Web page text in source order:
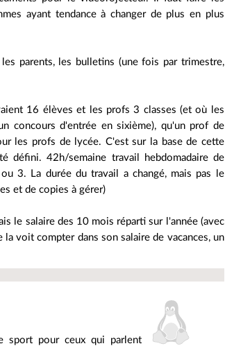
ayant tendance à changer de plus en plus
parents, les bulletins (une fois par trimestre,
16 élèves et les profs 3 classes (et où les
concours d'entrée en sixième), qu'un prof de
les profs de lycée. C'est sur la base de cette
défini. 42h/semaine travail hebdomadaire de
3. La durée du travail a changé, mais pas le
et de copies à gérer)
le salaire des 10 mois réparti sur l'année (avec
voit compter dans son salaire de vacances, un
sport pour ceux qui parlent